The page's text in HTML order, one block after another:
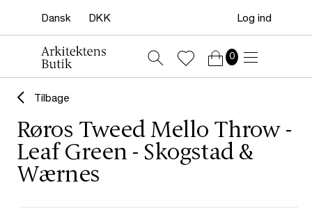
Log ind
0
Tilbage
Røros Tweed Mello Throw -
Leaf Green - Skogstad &
Wærnes